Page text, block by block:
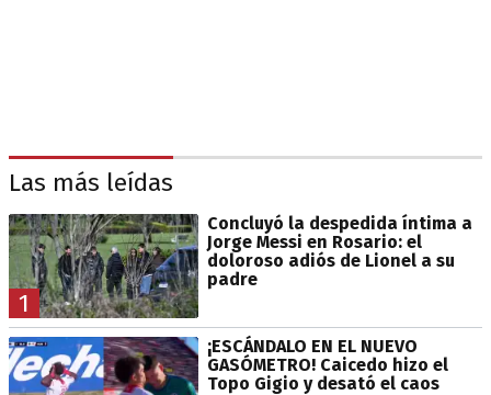
Las más leídas
1
Concluyó la despedida íntima a
Jorge Messi en Rosario: el
doloroso adiós de Lionel a su
padre
¡ESCÁNDALO EN EL NUEVO
GASÓMETRO! Caicedo hizo el
Topo Gigio y desató el caos